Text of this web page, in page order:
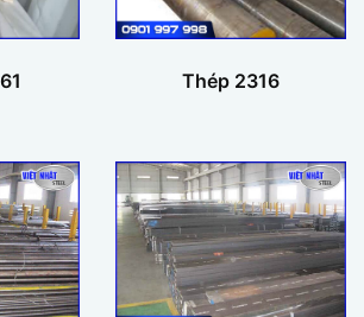
Thép 2316